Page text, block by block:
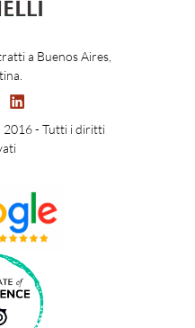
a Buenos Aires,
2016 - Tutti i diritti